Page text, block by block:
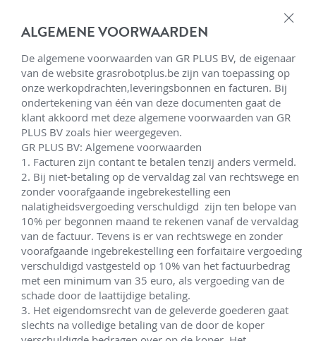
Over ons
Service
Robotmaaiers
Klanten aan het woord
Realisaties
Nieuws / tips
Maak een afspraak
×
ALGEMENE VOORWAARDEN
De algemene voorwaarden van GR PLUS BV, de eigenaar
van de website grasrobotplus.be zijn van toepassing op
onze werkopdrachten,leveringsbonnen en facturen. Bij
ondertekening van één van deze documenten gaat de
klant akkoord met deze algemene voorwaarden van GR
PLUS BV zoals hier weergegeven.
GR PLUS BV: Algemene voorwaarden
1. Facturen zijn contant te betalen tenzij anders vermeld.
2. Bij niet-betaling op de vervaldag zal van rechtswege en
zonder voorafgaande ingebrekestelling een
nalatigheidsvergoeding verschuldigd  zijn ten belope van
10% per begonnen maand te rekenen vanaf de vervaldag
van de factuur. Tevens is er van rechtswege en zonder
voorafgaande ingebrekestelling een forfaitaire vergoeding
verschuldigd vastgesteld op 10% van het factuurbedrag
met een minimum van 35 euro, als vergoeding van de
schade door de laattijdige betaling.
3. Het eigendomsrecht van de geleverde goederen gaat
slechts na volledige betaling van de door de koper